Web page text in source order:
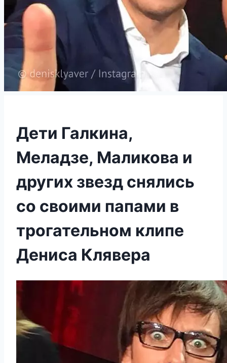
Дети Галкина,
Меладзе, Маликова и
других звезд снялись
со своими папами в
трогательном клипе
Дениса Клявера